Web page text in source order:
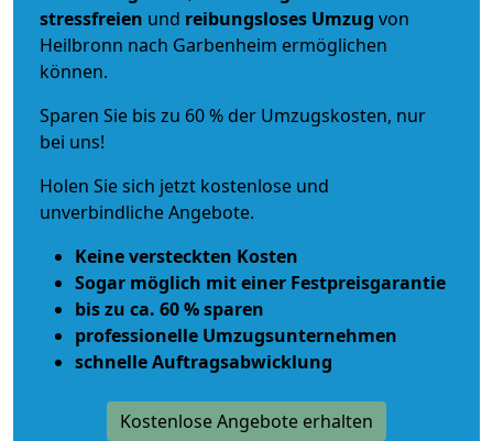
stressfreien und reibungsloses Umzug von
Heilbronn nach Garbenheim ermöglichen
können.
Sparen Sie bis zu 60 % der Umzugskosten, nur
bei uns!
Holen Sie sich jetzt kostenlose und
unverbindliche Angebote.
Keine versteckten Kosten
Sogar möglich mit einer Festpreisgarantie
bis zu ca. 60 % sparen
professionelle Umzugsunternehmen
schnelle Auftragsabwicklung
Kostenlose Angebote erhalten